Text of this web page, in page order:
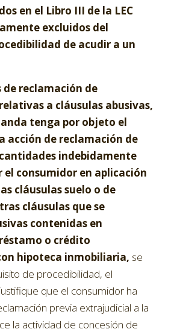
en el Libro III de la LEC
excluidos del
de acudir a un
de reclamación de
a cláusulas abusivas,
tenga por objeto el
acción de reclamación de
indebidamente
el consumidor en aplicación
cláusulas suelo o de
cláusulas que se
contenidas en
o crédito
hipoteca inmobiliaria, se
de procedibilidad, el
que el consumidor ha
previa extrajudicial a la
la actividad de concesión de